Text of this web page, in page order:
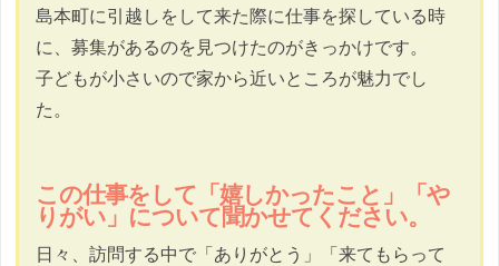
島本町に引越しをして来た際に仕事を探している時
に、募集があるのを見つけたのがきっかけです。
子どもが小さいので家から近いところが魅力でし
た。
この仕事をして「嬉しかったこと」「や
りがい」について聞かせてください。
日々、訪問する中で「ありがとう」「来てもらって